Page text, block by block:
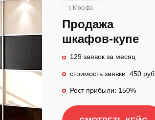
Продажа
шкафов-купе
129 заявок за месяц
стоимость заявки: 450 руб
г. Москва
Рост прибыли: 150%